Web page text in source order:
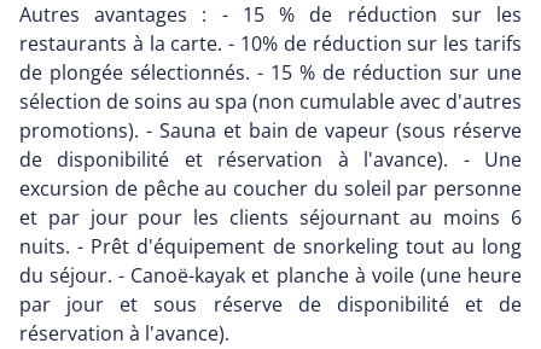
Autres avantages : - 15 % de réduction sur les
restaurants à la carte. - 10% de réduction sur les tarifs
de plongée sélectionnés. - 15 % de réduction sur une
sélection de soins au spa (non cumulable avec d'autres
promotions). - Sauna et bain de vapeur (sous réserve
de disponibilité et réservation à l'avance). - Une
excursion de pêche au coucher du soleil par personne
et par jour pour les clients séjournant au moins 6
nuits. - Prêt d'équipement de snorkeling tout au long
du séjour. - Canoë-kayak et planche à voile (une heure
par jour et sous réserve de disponibilité et de
réservation à l'avance).